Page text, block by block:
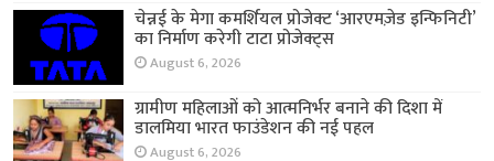
चेन्नई के मेगा कमर्शियल प्रोजेक्ट ‘आरएमज़ेड इन्फिनिटी’
का निर्माण करेगी टाटा प्रोजेक्ट्स
August 6, 2026
ग्रामीण महिलाओं को आत्मनिर्भर बनाने की दिशा में
डालमिया भारत फाउंडेशन की नई पहल
August 6, 2026